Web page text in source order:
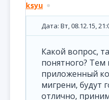
ksyu
Дата: Вт, 08.12.15,
Какой вопрос,
понятного?
приложенный
мигрени, будут
отлично,